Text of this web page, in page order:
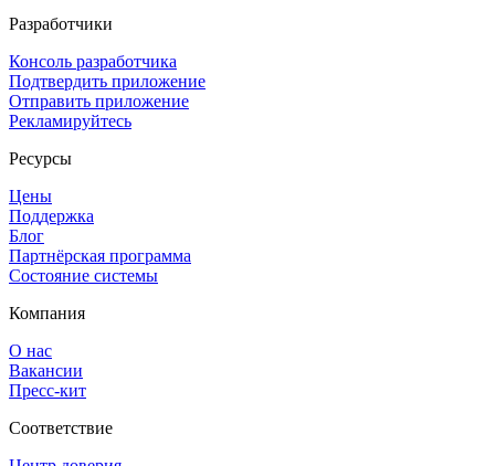
Разработчики
Консоль разработчика
Подтвердить приложение
Отправить приложение
Рекламируйтесь
Ресурсы
Цены
Поддержка
Блог
Партнёрская программа
Состояние системы
Компания
О нас
Вакансии
Пресс-кит
Соответствие